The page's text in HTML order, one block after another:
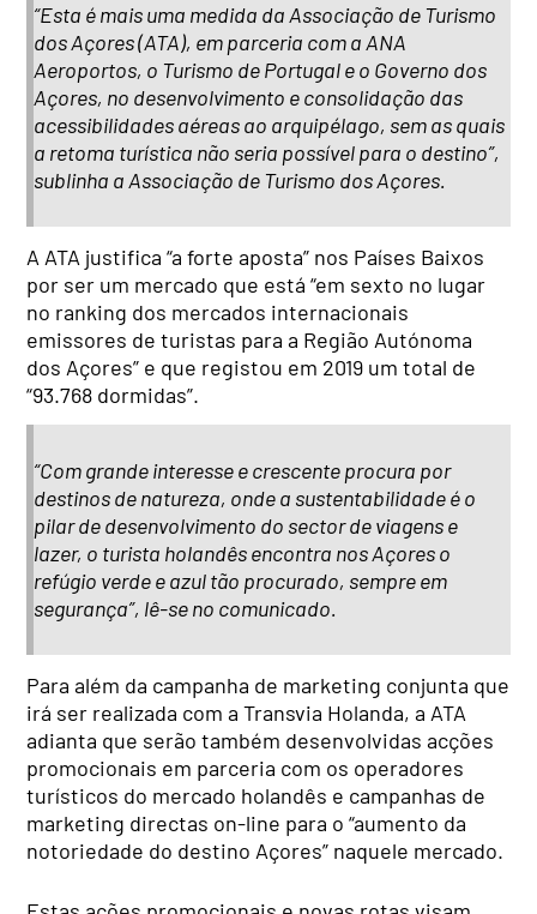
“Esta é mais uma medida da Associação de Turismo
dos Açores (ATA), em parceria com a ANA
Aeroportos, o Turismo de Portugal e o Governo dos
Açores, no desenvolvimento e consolidação das
acessibilidades aéreas ao arquipélago, sem as quais
a retoma turística não seria possível para o destino”,
sublinha a Associação de Turismo dos Açores.
A ATA justifica “a forte aposta” nos Países Baixos
por ser um mercado que está “em sexto no lugar
no ranking dos mercados internacionais
emissores de turistas para a Região Autónoma
dos Açores” e que registou em 2019 um total de
“93.768 dormidas”.
“Com grande interesse e crescente procura por
destinos de natureza, onde a sustentabilidade é o
pilar de desenvolvimento do sector de viagens e
lazer, o turista holandês encontra nos Açores o
refúgio verde e azul tão procurado, sempre em
segurança”, lê-se no comunicado.
Para além da campanha de marketing conjunta que
irá ser realizada com a Transvia Holanda, a ATA
adianta que serão também desenvolvidas acções
promocionais em parceria com os operadores
turísticos do mercado holandês e campanhas de
marketing directas on-line para o “aumento da
notoriedade do destino Açores” naquele mercado.